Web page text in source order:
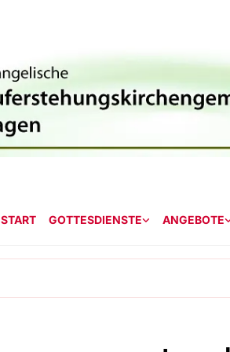
START GOTTESDIENSTE ANGEBOTE